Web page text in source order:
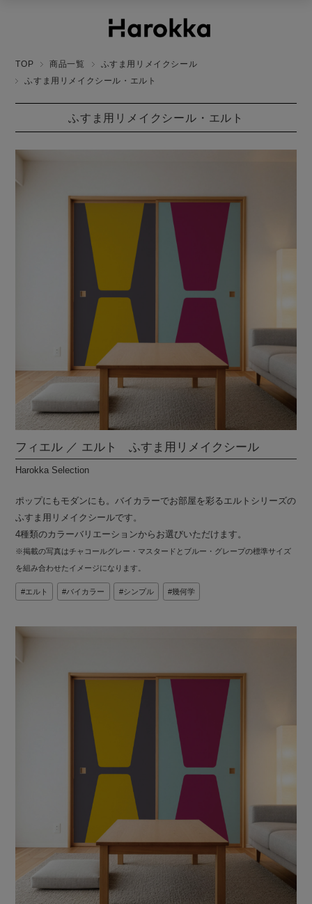
TOP 商品一覧
ふすま用リメイクシール
ふすま用リメイクシール・エルト
ふすま用リメイクシール・エルト
フィエル ／ エルト ふすま用リメイクシール
Harokka Selection
ポップにもモダンにも。バイカラーでお部屋を彩るエルトシリーズの
ふすま用リメイクシールです。
4種類のカラーバリエーションからお選びいただけます。
※掲載の写真はチャコールグレー・マスタードとブルー・グレープの標準サイズ
を組み合わせたイメージになります。
エルト バイカラー シンプル 幾何学